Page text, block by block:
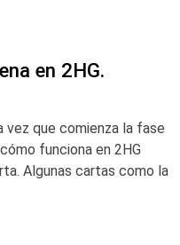
en 2HG.
que comienza la fase
funciona en 2HG
Algunas cartas como la